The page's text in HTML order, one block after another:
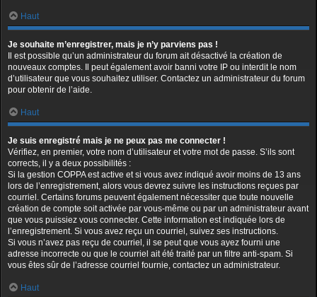
Haut
Je souhaite m’enregistrer, mais je n’y parviens pas !
Il est possible qu’un administrateur du forum ait désactivé la création de
nouveaux comptes. Il peut également avoir banni votre IP ou interdit le nom
d’utilisateur que vous souhaitez utiliser. Contactez un administrateur du forum
pour obtenir de l’aide.
Haut
Je suis enregistré mais je ne peux pas me connecter !
Vérifiez, en premier, votre nom d’utilisateur et votre mot de passe. S’ils sont
corrects, il y a deux possibilités :
Si la gestion COPPA est active et si vous avez indiqué avoir moins de 13 ans
lors de l’enregistrement, alors vous devrez suivre les instructions reçues par
courriel. Certains forums peuvent également nécessiter que toute nouvelle
création de compte soit activée par vous-même ou par un administrateur avant
que vous puissiez vous connecter. Cette information est indiquée lors de
l’enregistrement. Si vous avez reçu un courriel, suivez ses instructions.
Si vous n’avez pas reçu de courriel, il se peut que vous ayez fourni une
adresse incorrecte ou que le courriel ait été traité par un filtre anti-spam. Si
vous êtes sûr de l’adresse courriel fournie, contactez un administrateur.
Haut